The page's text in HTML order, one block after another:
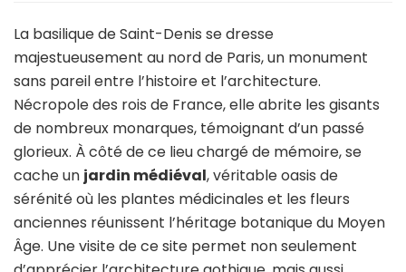
de
Denis
et
découverte
de
son
jardin
médiéval
La basilique de Saint-Denis se dresse
majestueusement au nord de Paris, un monument
sans pareil entre l’histoire et l’architecture.
Nécropole des rois de France, elle abrite les gisants
de nombreux monarques, témoignant d’un passé
glorieux. À côté de ce lieu chargé de mémoire, se
cache un jardin médiéval, véritable oasis de
sérénité où les plantes médicinales et les fleurs
anciennes réunissent l’héritage botanique du Moyen
Âge. Une visite de ce site permet non seulement